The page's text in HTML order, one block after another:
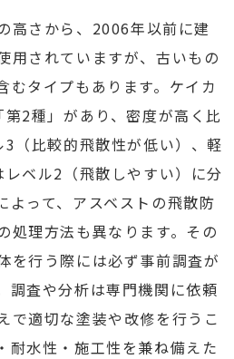
高さから、2006年以前に建
用されていますが、古いもの
むタイプもあります。ケイカ
2種」があり、密度が高く比
（比較的飛散性が低い）、軽
ベル2（飛散しやすい）に分
よって、アスベストの飛散防
処理方法も異なります。その
を行う際には必ず事前調査が
調査や分析は専門機関に依頼
で適切な塗装や改修を行うこ
耐水性・施工性を兼ね備えた